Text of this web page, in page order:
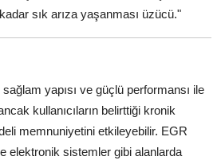
sık arıza yaşanması üzücü."
yapısı ve güçlü performansı ile
kullanıcıların belirttiği kronik
memnuniyetini etkileyebilir. EGR
elektronik sistemler gibi alanlarda